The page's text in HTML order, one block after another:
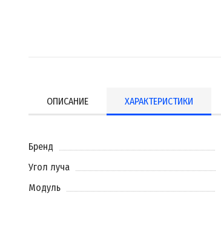
ОПИСАНИЕ ХАРАКТЕРИСТИКИ
Бренд
Угол луча
Модуль